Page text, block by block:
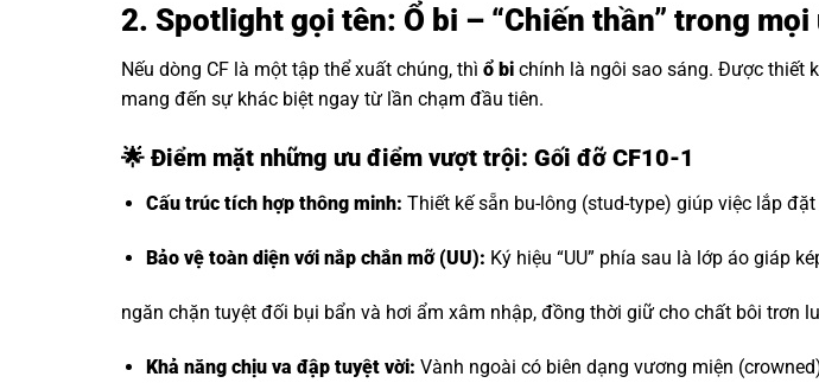
2. Spotlight gọi tên: Ổ bi – “Chiến thần” trong
Nếu dòng CF là một tập thể xuất chúng, thì ổ bi chính là ngôi sao sáng. Được thiết
mang đến sự khác biệt ngay từ lần chạm đầu tiên.
🌟 Điểm mặt những ưu điểm vượt trội: Gối đỡ CF10-1
Cấu trúc tích hợp thông minh: Thiết kế sẵn bu-lông (stud-type) giúp việc lắp
Bảo vệ toàn diện với nắp chắn mỡ (UU): Ký hiệu “UU” phía sau là lớp áo giáp
ngăn chặn tuyệt đối bụi bẩn và hơi ẩm xâm nhập, đồng thời giữ cho chất bôi trơn
Khả năng chịu va đập tuyệt vời: Vành ngoài có biên dạng vương miện